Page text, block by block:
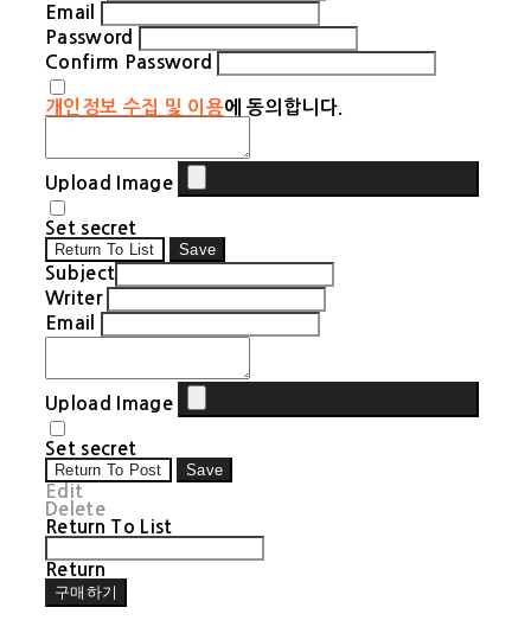
Email
Password
Confirm Password
개인정보 수집 및 이용에 동의합니다.
Upload Image
Set secret
Return To List
Save
Subject
Writer
Email
Upload Image
Set secret
Return To Post
Save
Edit
Delete
Return To List
Return
구매하기